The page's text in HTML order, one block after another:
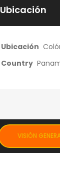
Ubicación
Ubicación
Country
VISIÓN